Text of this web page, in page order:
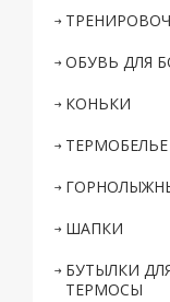
ОБУВЬ ДЛЯ
КОНЬКИ
ТЕРМОБЕЛЬЕ
ШАПКИ
БУТЫЛКИ
ТЕРМОСЫ